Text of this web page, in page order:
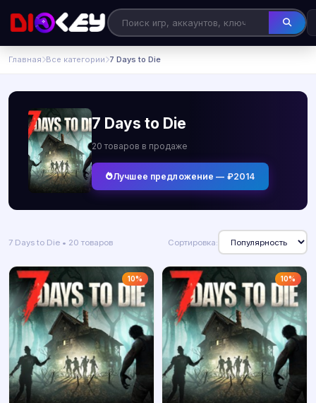
Главная Все категории 7 Days to Die
7 Days to Die
20 товаров в продаже
Лучшее предложение — ₽2014
7 Days to Die • 20 товаров Сортировка:
10% 10%